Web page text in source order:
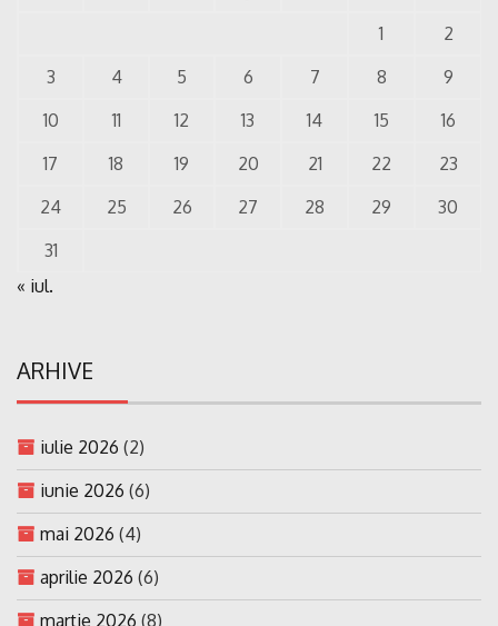
1
2
3
4 5 6 7 8
9
10
11 12 13 14 15
16
17
18 19 20 21 22
23
24
25 26 27 28 29
30
31
« iul.
ARHIVE
iulie 2026 (2)
iunie 2026 (6)
mai 2026 (4)
aprilie 2026 (6)
martie 2026 (8)